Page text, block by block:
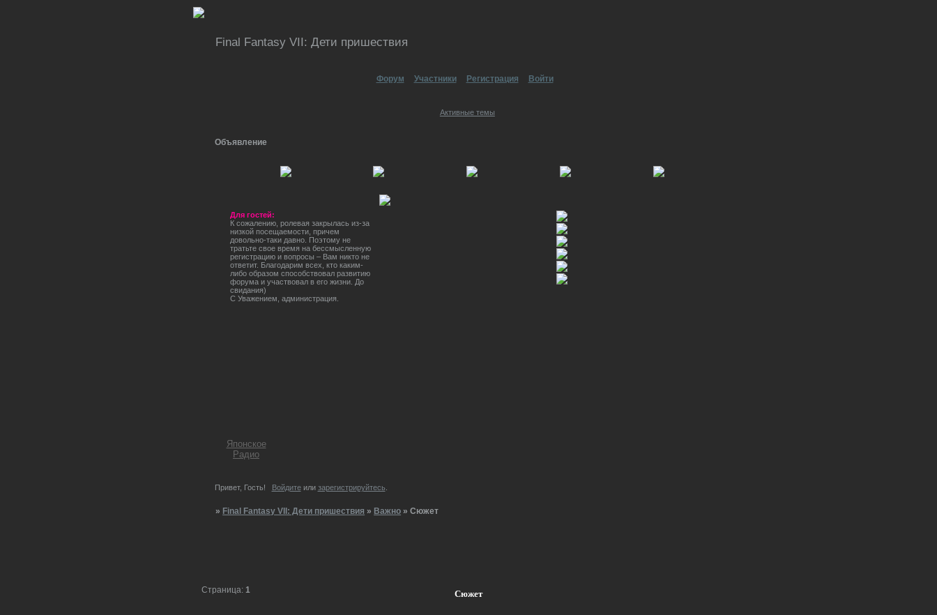
Final Fantasy VII: Дети пришествия
Форум Участники Регистрация Войти
Активные темы
Объявление
Для гостей:
К сожалению, ролевая закрылась из-за
низкой посещаемости, причем
довольно-таки давно. Поэтому не
тратьте свое время на бессмысленную
регистрацию и вопросы – Вам никто не
ответит. Благодарим всех, кто каким-
либо образом способствовал развитию
форума и участвовал в его жизни. До
свидания)
С Уважением, администрация.
Японское
Радио
Привет, Гость! Войдитеили зарегистрируйтесь
» Final Fantasy VII: Дети пришествия » Важно »Сюжет
Сюжет
Страница:1